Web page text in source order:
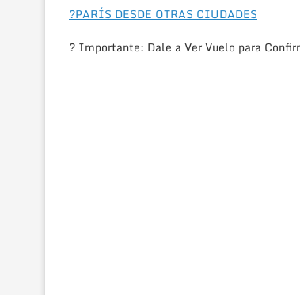
?PARÍS DESDE OTRAS CIUDADES
? Importante: Dale a Ver Vuelo para